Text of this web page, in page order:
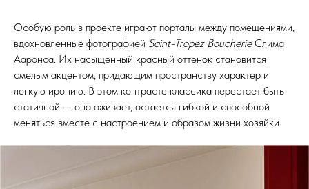
Особую роль в проекте играют порталы между помещениями,
вдохновленные фотографией Saint-Tropez BoucherieСлима
Ааронса. Их насыщенный красный оттенок становится
смелым акцентом, придающим пространству характер и
легкую иронию. В этом контрасте классика перестает быть
статичной — она оживает, остается гибкой и способной
меняться вместе с настроением и образом жизни хозяйки.